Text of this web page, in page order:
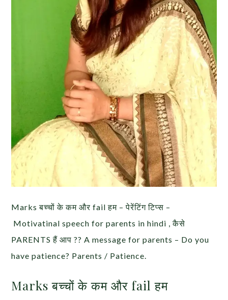
Marks बच्चों के कम और fail हम – पेरेंटिंग टिप्स –
Motivatinal speech for parents in hindi , कैसे
PARENTS हैं आप ?? A message for parents – Do you
have patience? Parents / Patience.
Marks बच्चों के कम और fail हम